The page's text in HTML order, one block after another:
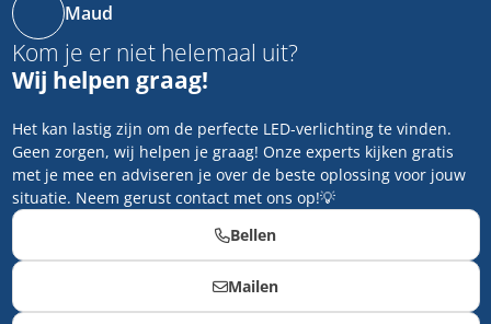
Maud
Kom je er niet helemaal uit?
Wij helpen graag!
Het kan lastig zijn om de perfecte LED-verlichting te vinden.
Geen zorgen, wij helpen je graag! Onze experts kijken gratis
met je mee en adviseren je over de beste oplossing voor jouw
situatie. Neem gerust contact met ons op!💡
Bellen
Mailen